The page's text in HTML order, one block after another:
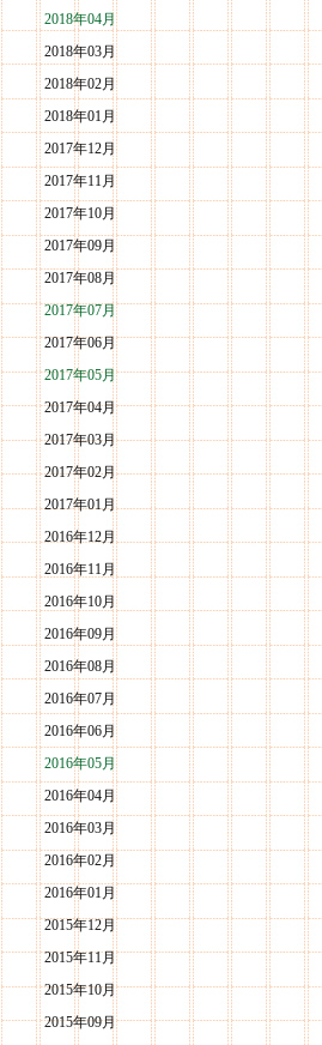
2018年04月
2018年03月
2018年02月
2018年01月
2017年12月
2017年11月
2017年10月
2017年09月
2017年08月
2017年07月
2017年06月
2017年05月
2017年04月
2017年03月
2017年02月
2017年01月
2016年12月
2016年11月
2016年10月
2016年09月
2016年08月
2016年07月
2016年06月
2016年05月
2016年04月
2016年03月
2016年02月
2016年01月
2015年12月
2015年11月
2015年10月
2015年09月